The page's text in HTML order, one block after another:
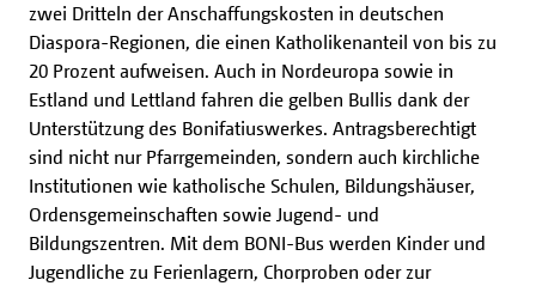
zwei Dritteln der Anschaffungskosten in deutschen
Diaspora-Regionen, die einen Katholikenanteil von bis zu
20 Prozent aufweisen. Auch in Nordeuropa sowie in
Estland und Lettland fahren die gelben Bullis dank der
Unterstützung des Bonifatiuswerkes. Antragsberechtigt
sind nicht nur Pfarrgemeinden, sondern auch kirchliche
Institutionen wie katholische Schulen, Bildungshäuser,
Ordensgemeinschaften sowie Jugend- und
Bildungszentren. Mit dem BONI-Bus werden Kinder und
Jugendliche zu Ferienlagern, Chorproben oder zur